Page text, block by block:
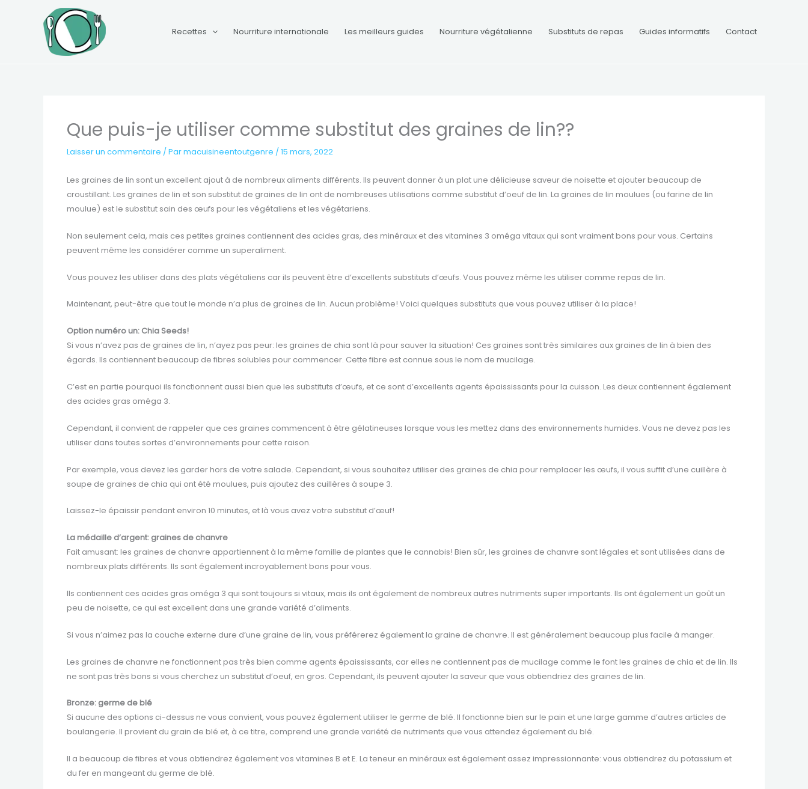
Recettes Nourriture internationale Les meilleurs guides Nourriture végétalienne Substituts de repas Guides informatifs Contact
Que puis-je utiliser comme substitut des graines de lin??
Laisser un commentaire / Parmacuisineentoutgenre /15 mars, 2022
Les graines de lin sont un excellent ajout à de nombreux aliments différents. Ils peuvent donner à un plat une délicieuse saveur de noisette et ajouter beaucoup de
croustillant. Les graines de lin et son substitut de graines de lin ont de nombreuses utilisations comme substitut d’oeuf de lin. La graines de lin moulues (ou farine de lin
moulue) est le substitut sain des œufs pour les végétaliens et les végétariens.
Non seulement cela, mais ces petites graines contiennent des acides gras, des minéraux et des vitamines 3 oméga vitaux qui sont vraiment bons pour vous. Certains
peuvent même les considérer comme un superaliment.
Vous pouvez les utiliser dans des plats végétaliens car ils peuvent être d’excellents substituts d’œufs. Vous pouvez même les utiliser comme repas de lin.
Maintenant, peut-être que tout le monde n’a plus de graines de lin. Aucun problème! Voici quelques substituts que vous pouvez utiliser à la place!
Option numéro un: Chia Seeds!
Si vous n’avez pas de graines de lin, n’ayez pas peur: les graines de chia sont là pour sauver la situation! Ces graines sont très similaires aux graines de lin à bien des
égards. Ils contiennent beaucoup de fibres solubles pour commencer. Cette fibre est connue sous le nom de mucilage.
C’est en partie pourquoi ils fonctionnent aussi bien que les substituts d’œufs, et ce sont d’excellents agents épaississants pour la cuisson. Les deux contiennent également
des acides gras oméga 3.
Cependant, il convient de rappeler que ces graines commencent à être gélatineuses lorsque vous les mettez dans des environnements humides. Vous ne devez pas les
utiliser dans toutes sortes d’environnements pour cette raison.
Par exemple, vous devez les garder hors de votre salade. Cependant, si vous souhaitez utiliser des graines de chia pour remplacer les œufs, il vous suffit d’une cuillère à
soupe de graines de chia qui ont été moulues, puis ajoutez des cuillères à soupe 3.
Laissez-le épaissir pendant environ 10 minutes, et là vous avez votre substitut d’œuf!
La médaille d’argent: graines de chanvre
Fait amusant: les graines de chanvre appartiennent à la même famille de plantes que le cannabis! Bien sûr, les graines de chanvre sont légales et sont utilisées dans de
nombreux plats différents. Ils sont également incroyablement bons pour vous.
Ils contiennent ces acides gras oméga 3 qui sont toujours si vitaux, mais ils ont également de nombreux autres nutriments super importants. Ils ont également un goût un
peu de noisette, ce qui est excellent dans une grande variété d’aliments.
Si vous n’aimez pas la couche externe dure d’une graine de lin, vous préférerez également la graine de chanvre. Il est généralement beaucoup plus facile à manger.
Les graines de chanvre ne fonctionnent pas très bien comme agents épaississants, car elles ne contiennent pas de mucilage comme le font les graines de chia et de lin. Ils
ne sont pas très bons si vous cherchez un substitut d’oeuf, en gros. Cependant, ils peuvent ajouter la saveur que vous obtiendriez des graines de lin.
Bronze: germe de blé
Si aucune des options ci-dessus ne vous convient, vous pouvez également utiliser le germe de blé. Il fonctionne bien sur le pain et une large gamme d’autres articles de
boulangerie. Il provient du grain de blé et, à ce titre, comprend une grande variété de nutriments que vous attendez également du blé.
Il a beaucoup de fibres et vous obtiendrez également vos vitamines B et E. La teneur en minéraux est également assez impressionnante: vous obtiendrez du potassium et
du fer en mangeant du germe de blé.